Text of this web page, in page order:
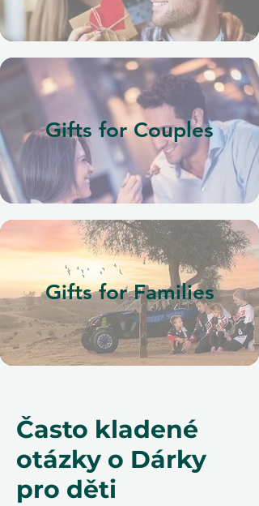
Gifts for Couples
Gifts for Families
Často kladené
otázky o Dárky
pro děti